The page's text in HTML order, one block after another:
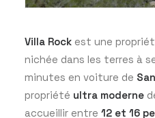
Villa Rock est une
nichée dans les terres à
minutes en voiture de
propriété ultra moderne
accueillir entre 12 et 16